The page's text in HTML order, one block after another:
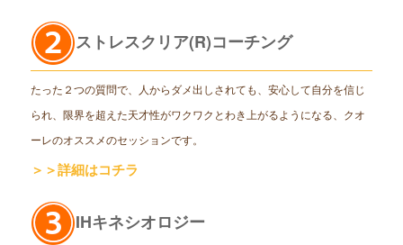
ストレスクリア(R)コーチング
たった２つの質問で、人からダメ出しされても、安心して自分を信じ
られ、限界を超えた天才性がワクワクとわき上がるようになる、クオ
ーレのオススメのセッションです。
＞＞詳細はコチラ
IHキネシオロジー